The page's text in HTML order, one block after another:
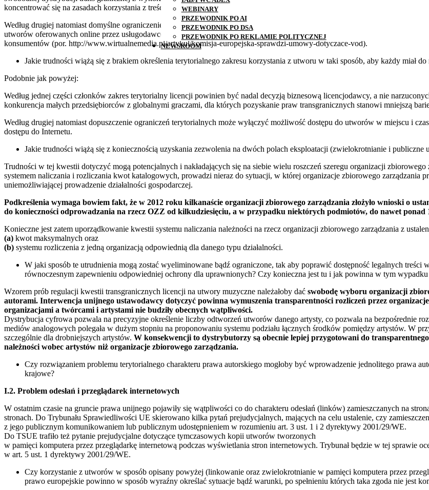
WEBINARY
PRZEWODNIK PO AI
PRZEWODNIK PO DSA
PRZEWODNIK PO REKLAMIE POLITYCZNEJ
NEWSROOM
koncentrować się na zasadach korzystania z treści i ich ochrony, a nie transgranicznych licencjach, które stanowić powinny
Według drugiej natomiast domyślne ograniczenie terytorialne licencji, mające w prawie polskim swój wyraz w art. 66 prawa
utworów oferowanych online przez usługodawców. Stanowi równocześnie ograniczenie w korzystaniu z takich audycji przez
konsumentów (por. http://www.wirtualnemedia.pl/artykul/komisja-europejska-sprawdzi-umowy-dotyczace-vod).
Jakie trudności wiążą się z brakiem określenia terytorialnego zakresu korzystania z utworu w taki sposób, aby każdy miał
Podobnie jak powyżej:
Według jednej części członków zakres terytorialny licencji powinien być nadal decyzją biznesową licencjodawcy, a nie
konkurencja małych przedsiębiorców z globalnymi graczami, dla których pozyskanie praw transgranicznych stanowi mniejszą
Według drugiej natomiast dopuszczenie ograniczeń terytorialnych może wyłączyć możliwość dostępu do utworów w miejscu i
dostępu do Internetu.
Jakie trudności wiążą się z koniecznością uzyskania zezwolenia na dwóch polach eksploatacji (zwielokrotnianie i
Trudności w tej kwestii dotyczyć mogą potencjalnych i nakładających się na siebie wielu roszczeń szeregu organizacji
systemem naliczania i rozliczania kwot katalogowych, prowadzi nieraz do sytuacji, w której organizacje zbiorowego zarządzania
uniemożliwiającej prowadzenie działalności gospodarczej.
Podkreślenia wymaga bowiem fakt, że w 2012 roku kilkanaście organizacji zbiorowego zarządzania złożyło wnioski o
do konieczności odprowadzania na rzecz OZZ od kilkudziesięciu, a w przypadku niektórych podmiotów, do nawet ponad
Konieczne jest zatem uporządkowanie kwestii systemu naliczania należności na rzecz organizacji zbiorowego zarządzania z
(a) kwot maksymalnych oraz
(b) systemu rozliczenia z jedną organizacją odpowiednią dla danego typu działalności.
W jaki sposób te utrudnienia mogą zostać wyeliminowane bądź ograniczone, tak aby poprawić dostępność legalnych
równoczesnym zapewnieniu odpowiedniej ochrony dla uprawnionych? Czy konieczna jest tu i jak powinna w tym
Wzorem prób regulacji kwestii transgranicznych licencji na utwory muzyczne należałoby dać swobodę wyboru organizacji
autorami. Interwencja unijnego ustawodawcy dotyczyć powinna wymuszenia transparentności rozliczeń przez
organizacjami a twórcami i artystami nie budziły obecnych wątpliwości.
Dystrybucja cyfrowa pozwala na precyzyjne określenie liczby odtworzeń utworów danego artysty, co pozwala na bezpośrednie
mediów analogowych polegała w dużym stopniu na proponowaniu systemu podziału łącznych środków pomiędzy artystów. W
szczególnie dla drobniejszych artystów. W konsekwencji to dystrybutorzy są obecnie lepiej przygotowani do
należności wobec artystów niż organizacje zbiorowego zarządzania.
Czy rozwiązaniem problemu terytorialnego charakteru prawa autorskiego mogłoby być wprowadzenie jednolitego prawa
krajowe?
I.2. Problem odesłań i przeglądarek internetowych
W ostatnim czasie na gruncie prawa unijnego pojawiły się wątpliwości co do charakteru odesłań (linków) zamieszczanych na
stronach. Do Trybunału Sprawiedliwości UE skierowano kilka pytań prejudycjalnych, mających na celu ustalenie, czy
z jego publicznym komunikowaniem lub publicznym udostępnieniem w rozumieniu art. 3 ust. 1 i 2 dyrektywy 2001/29/WE.
Do TSUE trafiło też pytanie prejudycjalne dotyczące tymczasowych kopii utworów tworzonych
w pamięci komputera przez przeglądarkę internetową podczas wyświetlania stron internetowych. Trybunał będzie w tej sprawie
w art. 5 ust. 1 dyrektywy 2001/29/WE.
Czy korzystanie z utworów w sposób opisany powyżej (linkowanie oraz zwielokrotnianie w pamięci komputera przez
prawo europejskie powinno w sposób wyraźny określać sytuacje bądź warunki, po spełnieniu których taka zgoda nie jest